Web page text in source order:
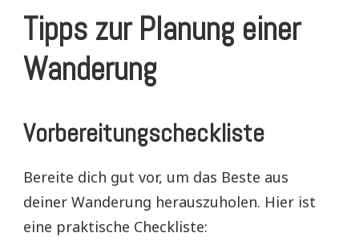
Tipps zur Planung einer
Wanderung
Vorbereitungscheckliste
Bereite dich gut vor, um das Beste aus
deiner Wanderung herauszuholen. Hier ist
eine praktische Checkliste: